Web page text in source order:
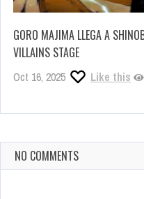
GORO MAJIMA LLEGA A
VILLAINS STAGE
Oct 16, 2025 Like this
NO COMMENTS